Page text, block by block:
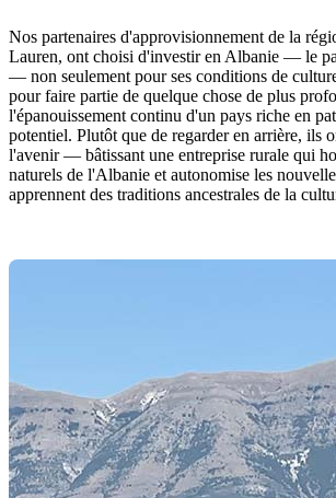
Nos partenaires d'approvisionnement de la
Lauren, ont choisi d'investir en Albanie — le
— non seulement pour ses conditions de
pour faire partie de quelque chose de plus
l'épanouissement continu d'un pays riche en
potentiel. Plutôt que de regarder en arrière, ils
l'avenir — bâtissant une entreprise rurale qui
naturels de l'Albanie et autonomise les
apprennent des traditions ancestrales de la